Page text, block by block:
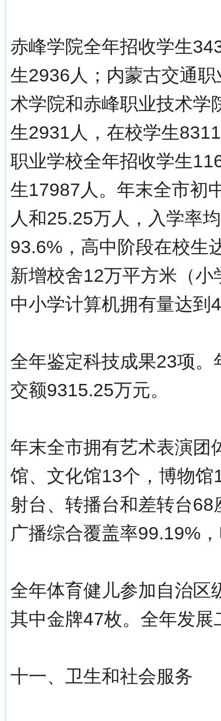
赤峰学院全年招收学生
生2936人；内蒙古交通
术学院和赤峰职业技术学
生2931人，在校学生
职业学校全年招收学生
生17987人。年末全市初
人和25.25万人，入学率
93.6%，高中阶段在校生
新增校舍12万平方米（
中小学计算机拥有量达
全年鉴定科技成果23项
交额9315.25万元。
年末全市拥有艺术表演团
馆、文化馆13个，博物
射台、转播台和差转台
广播综合覆盖率99.19%
全年体育健儿参加自治区
其中金牌47枚。全年发展
十一、卫生和社会服务